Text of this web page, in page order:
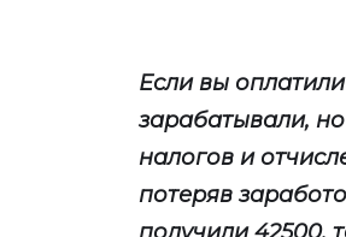
Если вы
зарабатывали,
налогов и
потеряв